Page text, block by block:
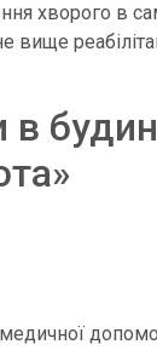
хворого в
вище